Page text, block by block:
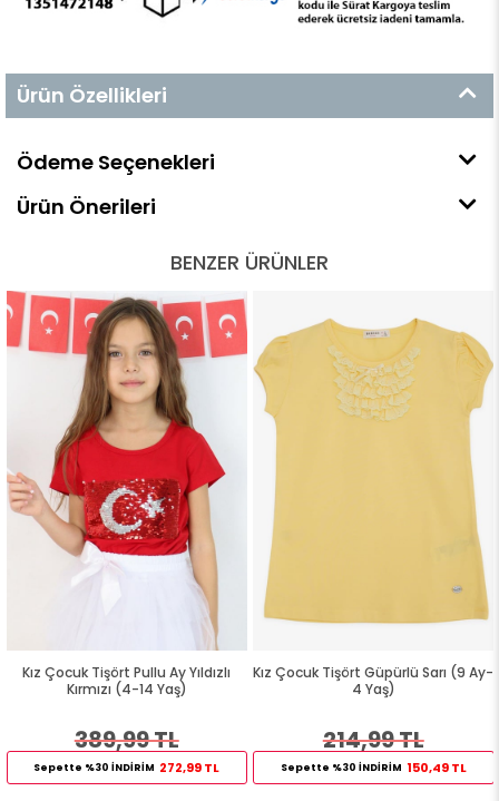
Ürün Özellikleri
Ödeme Seçenekleri
Ürün Önerileri
BENZER ÜRÜNLER
Kız Çocuk Tişört Pullu Ay Yıldızlı
Kırmızı (4-14 Yaş)
389,99 TL
Sepette %30 İNDİRİM 272,99 TL
Kız Çocuk Tişört Güpürlü Sarı (9 Ay-
4 Yaş)
214,99 TL
Sepette %30 İNDİRİM 150,49 TL